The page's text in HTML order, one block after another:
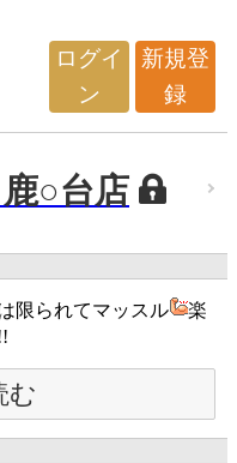
ログイ
ン
新規登
録
○台店
限られてマッスル
楽
む